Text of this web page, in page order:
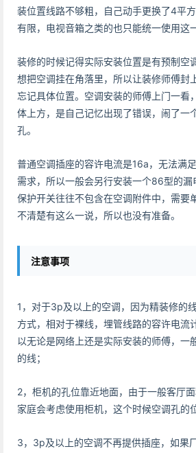
装位置线路不够粗，自己动手更换了4平
有限，电视音箱之类的也只能统一使用这
装修的时候记得实际安装位置是有预制空
想把空调挂在角落里，所以让装修师傅封
忘记具体位置。空调安装的师傅上门一看
体上方，是自己记忆出现了错误，闹了一
孔。
普通空调插座的容许电流是16a，无法满
需求，所以一般会另行安装一个86型的
保护开关往往不包含在空调附件中，需要
不清楚有这么一说，所以也没有准备。
注意事项
1，对于3p及以上的空调，因为精装修的
方式，相对于裸线，埋管线路的容许电流
以无论是网络上还是实际安装的师傅，一
的线；
2，柜机的孔位靠近地面，由于一般客厅
家庭会考虑使用柜机，这个时候空调孔的
3，3p及以上的空调不再提供插座，如果